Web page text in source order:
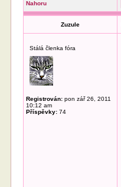
Nahoru
Zuzule
Stálá členka fóra
Registrován: pon zář 26, 2011
10:12 am
Příspěvky: 74